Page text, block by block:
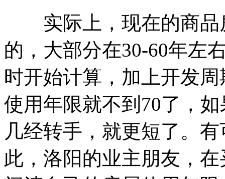
实际上，现在的商品
的，大部分在30-60年左
时开始计算，加上开发
使用年限就不到70了，
几经转手，就更短了。
此，洛阳的业主朋友，